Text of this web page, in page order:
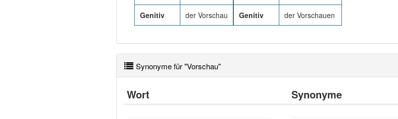
Genitiv der Vorschau Genitiv der Vorschauen
Synonyme für "Vorschau"
Wort Synonyme